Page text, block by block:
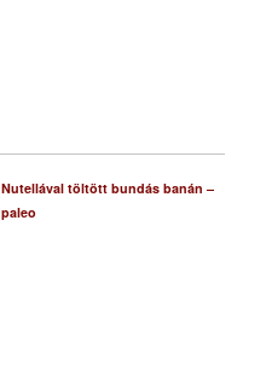
Nutellával töltött bundás banán –
paleo